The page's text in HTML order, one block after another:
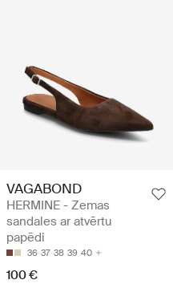
VAGABOND
HERMINE - Zemas
sandales ar atvērtu
papēdi
36 37 38 39 40
100 €